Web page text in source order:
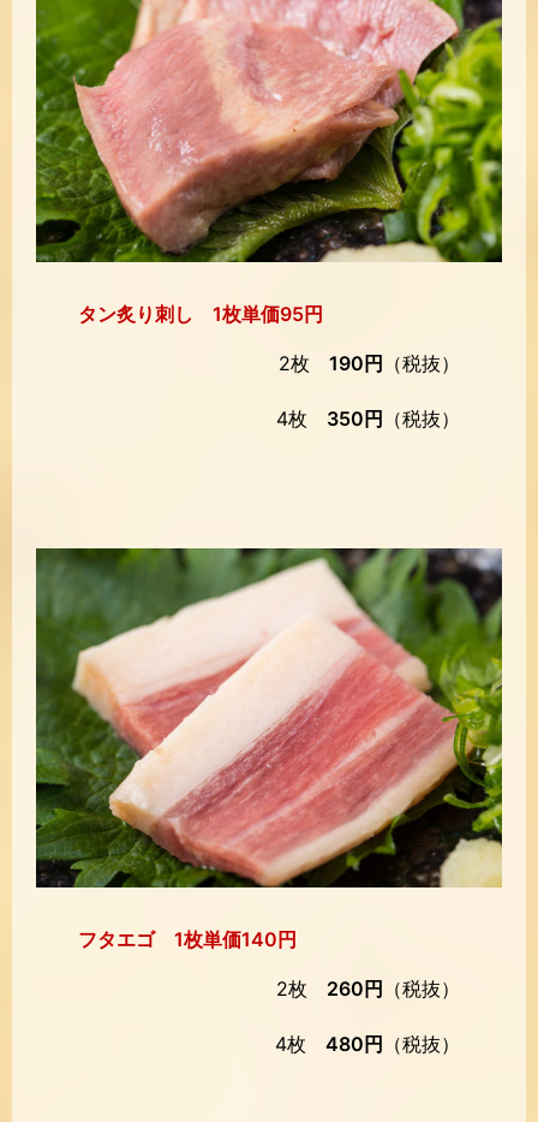
タン炙り刺し 1枚単価95円
2枚 190円 （税抜）
4枚 350円 （税抜）
フタエゴ 1枚単価140円
2枚 260円 （税抜）
4枚 480円 （税抜）